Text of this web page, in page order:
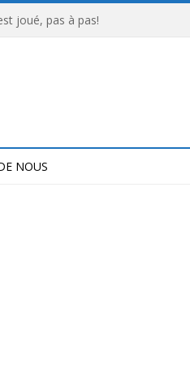
joué, pas à pas!
NOUS